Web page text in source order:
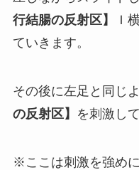
行結腸の反射区】
Ｉ
ていきます。
その後に左足と同じ
の反射区】
を刺激し
※ここは刺激を強め